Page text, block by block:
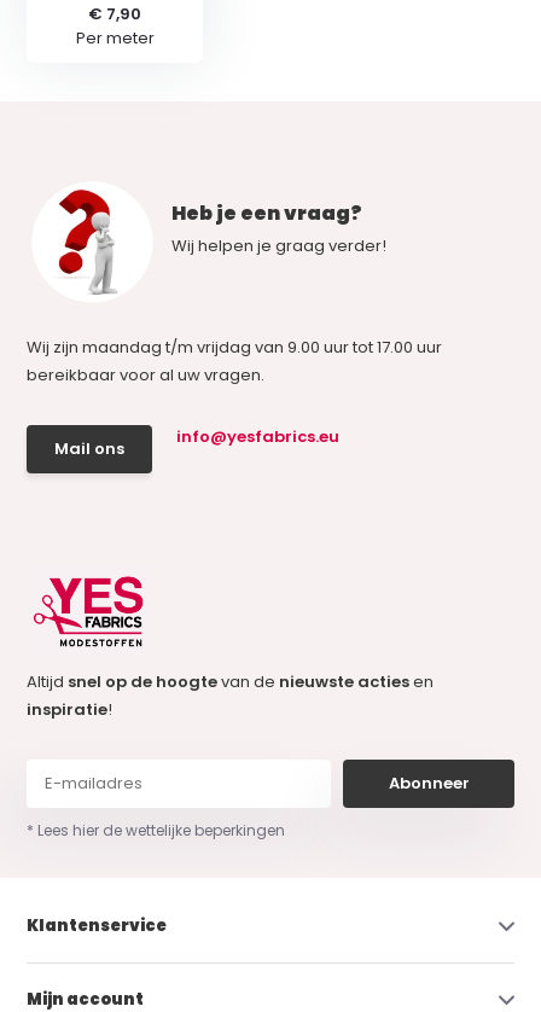
€ 7,90
Per meter
Heb je een vraag?
Wij helpen je graag verder!
Wij zijn maandag t/m vrijdag van 9.00 uur tot 17.00 uur
bereikbaar voor al uw vragen.
Mail ons
info@yesfabrics.eu
Altijd snel op de hoogtevan de nieuwste actiesen
inspiratie!
Abonneer
* Lees hier de wettelijke beperkingen
Klantenservice
Mijn account